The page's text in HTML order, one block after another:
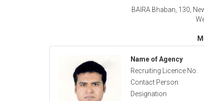
BAIRA Bhaban, 130,
Name of Agency
Recruiting Licence No.
Contact Person
Designation